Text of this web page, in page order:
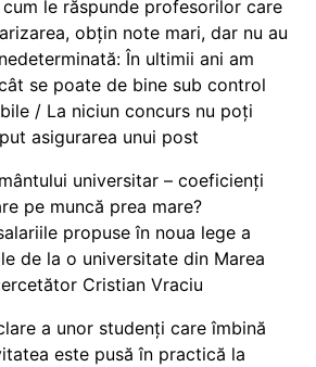
le răspunde profesorilor care
obțin note mari, dar nu au
În ultimii ani am
se poate de bine sub control
/ La niciun concurs nu poți
asigurarea unui post
universitar – coeficienți
pe muncă prea mare?
propuse în noua lege a
de la o universitate din Marea
Cristian Vraciu
a unor studenți care îmbină
este pusă în practică la